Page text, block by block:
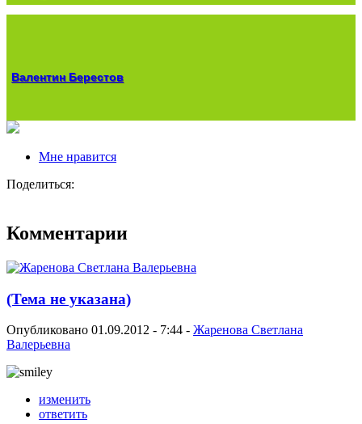
Валентин Берестов
Мне нравится
Поделиться:
Комментарии
(Тема не указана)
Опубликовано 01.09.2012 - 7:44 - Жаренова Светлана
Валерьевна
изменить
ответить